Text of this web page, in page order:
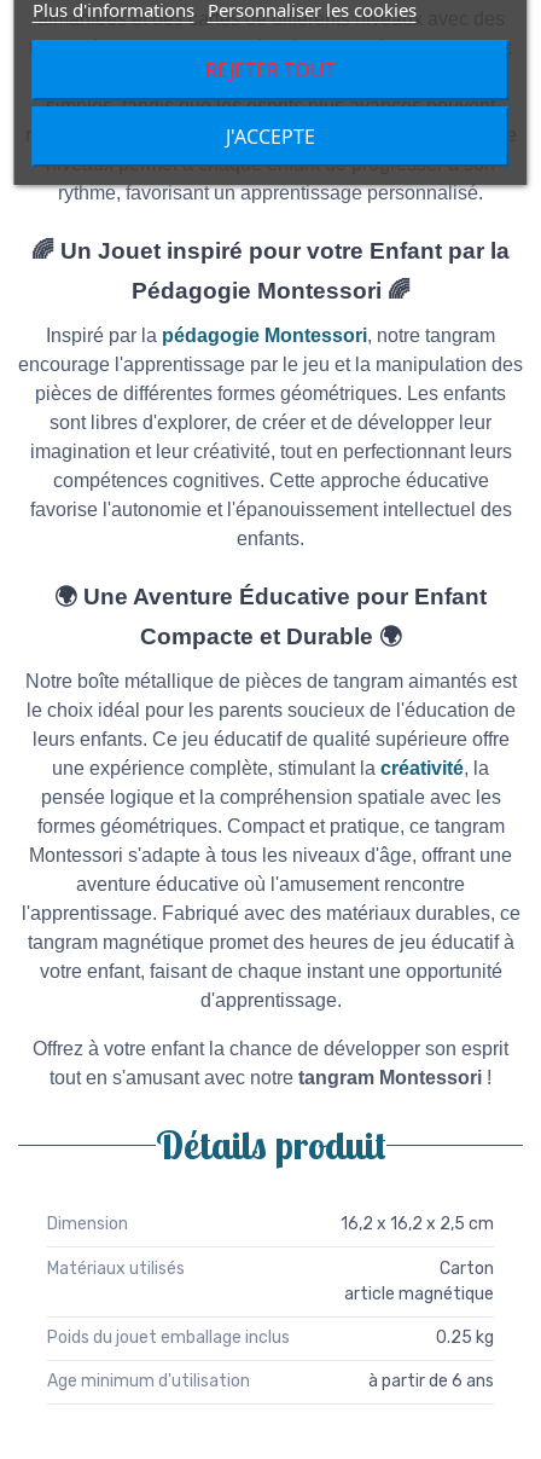
Plus d'informations Personnaliser les cookies
REJETER TOUT
J'ACCEPTE
aimantées et des cartes de différents niveaux avec des
formes à reproduire, adaptées à tous les âges et niveaux
d'expérience. Les débutants peuvent relever des défis
simples, tandis que les esprits plus avancés peuvent
reproduire dans des figures complexes. Cette diversité de
niveaux permet à chaque enfant de progresser à son
rythme, favorisant un apprentissage personnalisé.
🌈 Un Jouet inspiré pour votre Enfant par la
Pédagogie Montessori 🌈
Inspiré par la pédagogie Montessori, notre tangram
encourage l'apprentissage par le jeu et la manipulation des
pièces de différentes formes géométriques. Les enfants
sont libres d'explorer, de créer et de développer leur
imagination et leur créativité, tout en perfectionnant leurs
compétences cognitives. Cette approche éducative
favorise l'autonomie et l'épanouissement intellectuel des
enfants.
🌍 Une Aventure Éducative pour Enfant
Compacte et Durable 🌍
Notre boîte métallique de pièces de tangram aimantés est
le choix idéal pour les parents soucieux de l'éducation de
leurs enfants. Ce jeu éducatif de qualité supérieure offre
une expérience complète, stimulant la créativité, la
pensée logique et la compréhension spatiale avec les
formes géométriques. Compact et pratique, ce tangram
Montessori s'adapte à tous les niveaux d'âge, offrant une
aventure éducative où l'amusement rencontre
l'apprentissage. Fabriqué avec des matériaux durables, ce
tangram magnétique promet des heures de jeu éducatif à
votre enfant, faisant de chaque instant une opportunité
d'apprentissage.
Offrez à votre enfant la chance de développer son esprit
tout en s'amusant avec notre tangram Montessori !
Détails produit
Dimension 16,2 x 16,2 x 2,5 cm
Matériaux utilisés
Carton
article magnétique
Poids du jouet emballage inclus 0.25 kg
Age minimum d'utilisation à partir de 6 ans